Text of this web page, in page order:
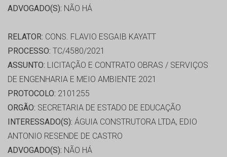
ADVOGADO(S): NÃO HÁ
RELATOR: CONS. FLAVIO ESGAIB KAYATT
PROCESSO: TC/4580/2021
ASSUNTO: LICITAÇÃO E CONTRATO OBRAS / SERVIÇOS
DE ENGENHARIA E MEIO AMBIENTE 2021
PROTOCOLO: 2101255
ORGÃO: SECRETARIA DE ESTADO DE EDUCAÇÃO
INTERESSADO(S): ÁGUIA CONSTRUTORA LTDA, EDIO
ANTONIO RESENDE DE CASTRO
ADVOGADO(S): NÃO HÁ